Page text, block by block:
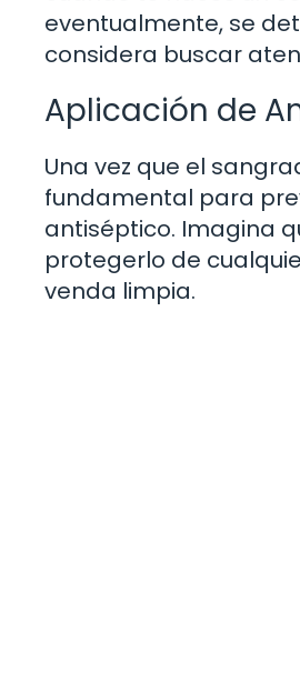
eventualmente, se
considera buscar
Aplicación de
Una vez que el
fundamental para
antiséptico. Imagina
protegerlo de
venda limpia.